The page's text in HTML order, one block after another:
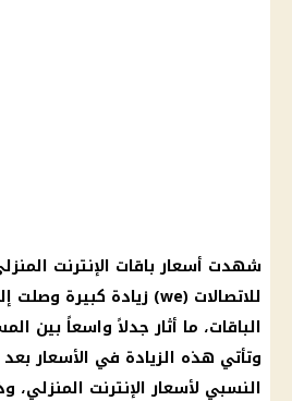
شهدت أسعار باقات الإنترنت
للاتصالات (we) زيادة كبيرة وصلت إلى 60% في بعض
الباقات، ما أثار جدلاً واسعاً بين
وتأتي هذه الزيادة في الأسعاربعد
النسبي لأسعارالإنترنت المنزلي،